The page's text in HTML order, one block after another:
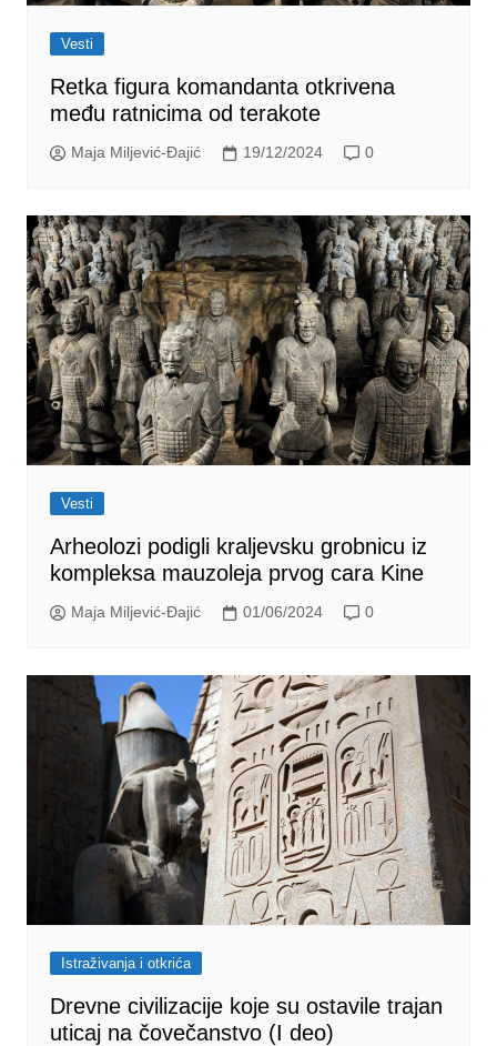
Vesti
Retka figura komandanta otkrivena
među ratnicima od terakote
Maja Miljević-Đajić 19/12/2024 0
Vesti
Arheolozi podigli kraljevsku grobnicu iz
kompleksa mauzoleja prvog cara Kine
Maja Miljević-Đajić 01/06/2024 0
Istraživanja i otkrića
Drevne civilizacije koje su ostavile trajan
uticaj na čovečanstvo (I deo)